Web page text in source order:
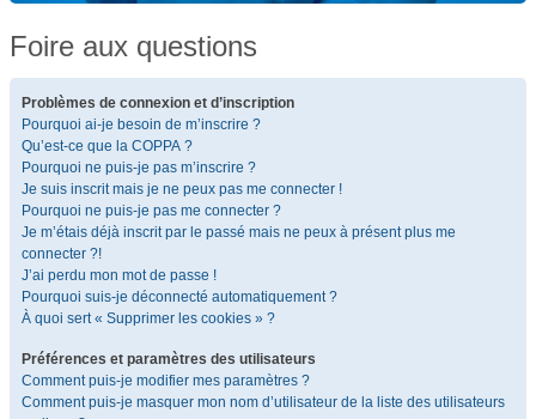
Foire aux questions
Problèmes de connexion et d’inscription
Pourquoi ai-je besoin de m’inscrire ?
Qu’est-ce que la COPPA ?
Pourquoi ne puis-je pas m’inscrire ?
Je suis inscrit mais je ne peux pas me connecter !
Pourquoi ne puis-je pas me connecter ?
Je m’étais déjà inscrit par le passé mais ne peux à présent plus me
connecter ?!
J’ai perdu mon mot de passe !
Pourquoi suis-je déconnecté automatiquement ?
À quoi sert « Supprimer les cookies » ?
Préférences et paramètres des utilisateurs
Comment puis-je modifier mes paramètres ?
Comment puis-je masquer mon nom d’utilisateur de la liste des utilisateurs